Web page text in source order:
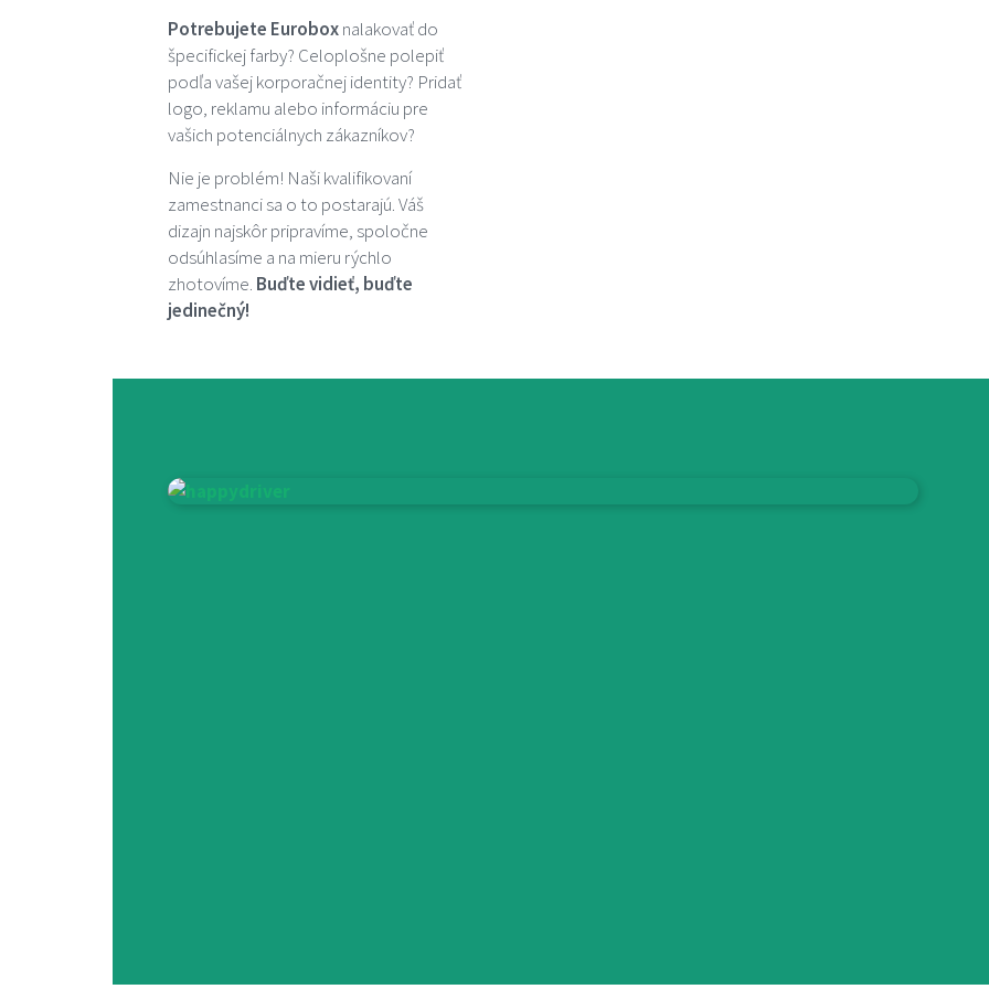
Potrebujete Euroboxnalakovať do
špecifickej farby? Celoplošne polepiť
podľa vašej korporačnej identity? Pridať
logo, reklamu alebo informáciu pre
vašich potenciálnych zákazníkov?
Nie je problém! Naši kvalifikovaní
zamestnanci sa o to postarajú. Váš
dizajn najskôr pripravíme, spoločne
odsúhlasíme a na mieru rýchlo
zhotovíme. Buďte vidieť, buďte
jedinečný!